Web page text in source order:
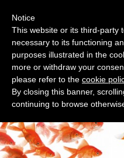
EllePi Traduzioni
il servizio per tradurre in tutte le
Notice
This website or its third-party
necessary to its functioning
purposes illustrated in the
more or withdraw your
please refer to the cookie
By closing this banner,
continuing to browse